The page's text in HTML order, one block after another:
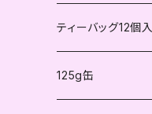
紅茶
不発酵茶
ティーバッグ12個入
紅茶
125g缶